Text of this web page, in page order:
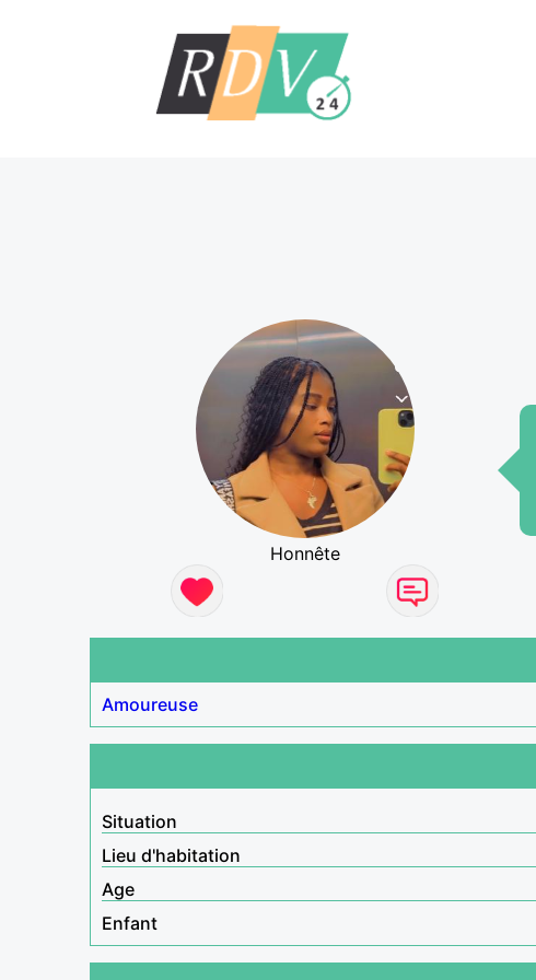
Honnête
Amoureuse
Situation
Lieu d'habitation
Age
Enfant